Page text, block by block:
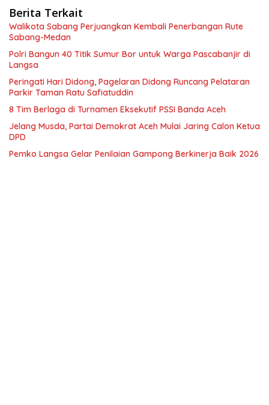
Berita Terkait
Walikota Sabang Perjuangkan Kembali Penerbangan Rute
Sabang-Medan
Polri Bangun 40 Titik Sumur Bor untuk Warga Pascabanjir di
Langsa
Peringati Hari Didong, Pagelaran Didong Runcang Pelataran
Parkir Taman Ratu Safiatuddin
8 Tim Berlaga di Turnamen Eksekutif PSSI Banda Aceh
Jelang Musda, Partai Demokrat Aceh Mulai Jaring Calon Ketua
DPD
Pemko Langsa Gelar Penilaian Gampong Berkinerja Baik 2026